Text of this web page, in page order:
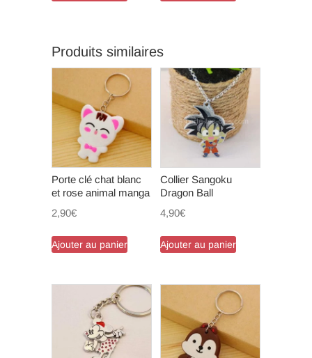
Produits similaires
Porte clé chat blanc
et rose animal manga
2,90€
Ajouter au panier
Collier Sangoku
Dragon Ball
4,90€
Ajouter au panier